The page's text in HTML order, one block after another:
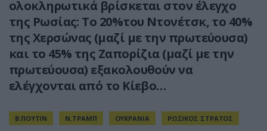
ολοκληρωτικά βρίσκεται στον έλεγχο
της Ρωσίας: Το 20%του Ντονέτσκ, το 40%
της Χερσώνας (μαζί με την πρωτεύουσα)
και το 45% της Ζαπορίζια (μαζί με την
πρωτεύουσα) εξακολουθούν να
ελέγχονται από το Κίεβο…
Β.ΠΟΥΤΙΝ Ν.ΤΡΑΜΠ ΟΥΚΡΑΝΙΑ ΡΩΣΙΚΟΣ ΣΤΡΑΤΟΣ